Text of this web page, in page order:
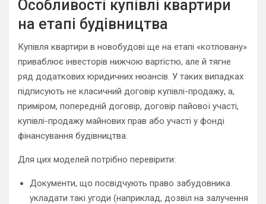
Особливості купівлі квартири
на етапі будівництва
Купівля квартири в новобудові ще на етапі «котловану»
приваблює інвесторів нижчою вартістю, але й тягне
ряд додаткових юридичних нюансів. У таких випадках
підписують не класичний договір купівлі-продажу, а,
приміром, попередній договір, договір пайової участі,
купівлі-продажу майнових прав або участі у фонді
фінансування будівництва.
Для цих моделей потрібно перевірити:
Документи, що посвідчують право забудовника
укладати такі угоди (наприклад, дозвіл на залучення